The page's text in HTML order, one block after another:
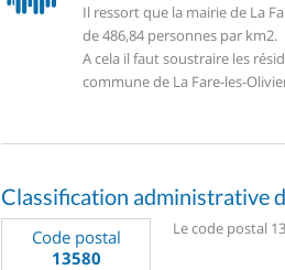
Il ressort que la mairie de La
de 486,84 personnes par km2.
A cela il faut soustraire les
commune de La Fare-les-
Classification administrative
Code postal
13580
Le code postal